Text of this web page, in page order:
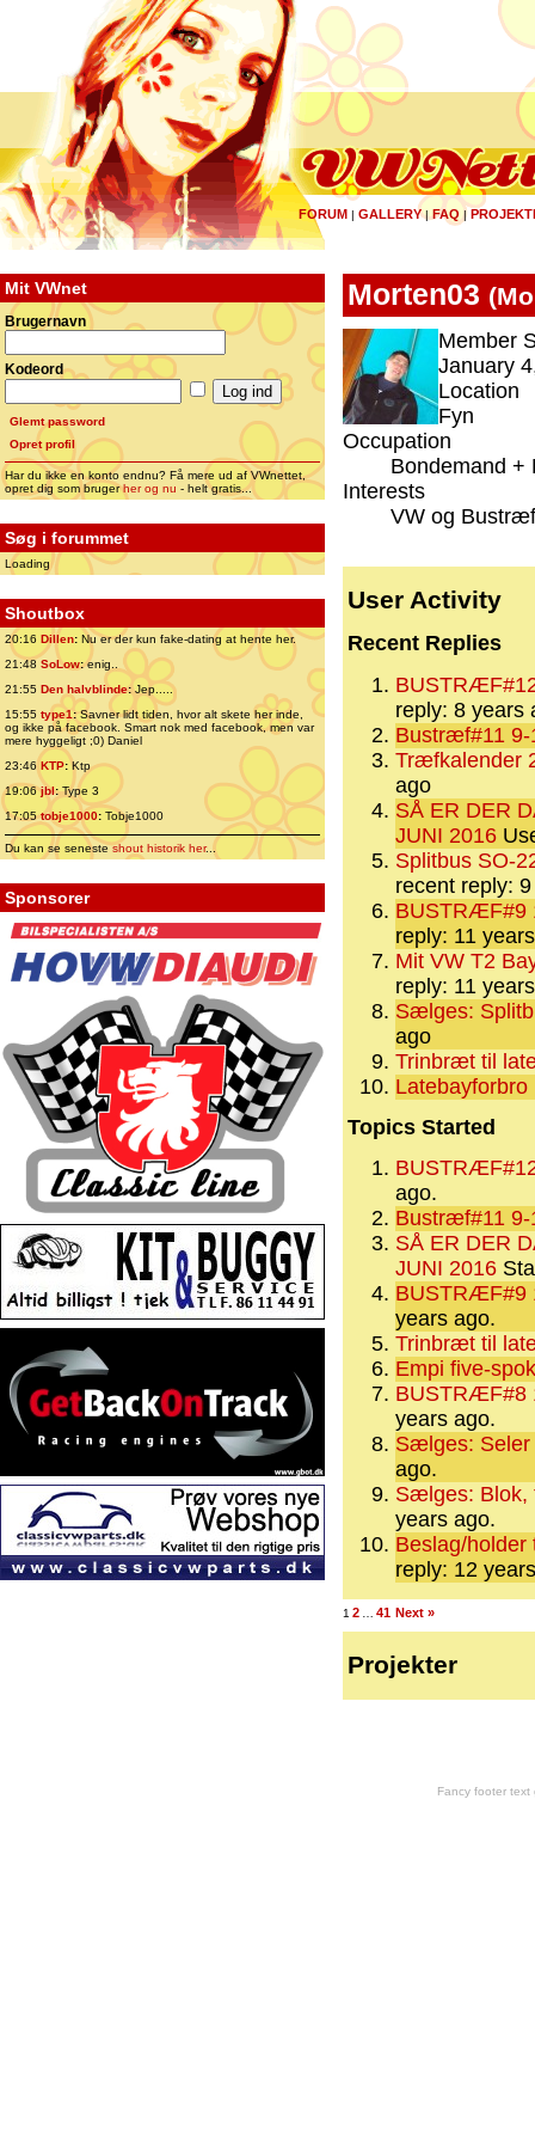
FORUM | GALLERY|FAQ |
Mit VWnet
Brugernavn
Kodeord
Glemt password
Opret profil
Har du ikke en konto endnu? Få mere ud af VWnettet,
opret dig som brugerher og nu - helt gratis...
Søg i forummet
Loading
Shoutbox
20:16 Dillen: Nu er der kun fake-dating at hente her.
21:48 SoLow:enig..
21:55 Den halvblinde:Jep.....
15:55 type1:Savner lidt tiden, hvor alt skete her inde,
og ikke på facebook. Smart nok med facebook, men var
mere hyggeligt ;0) Daniel
23:46 KTP:Ktp
19:06jbl:Type 3
17:05tobje1000: Tobje1000
Du kan se senesteshout historik her...
Sponsorer
Morten03 (
Member
January
Location
Fyn
Occupation
Bondemand
Interests
VW og Bustræf
User Activity
Recent Replies
reply: 8 years
Bustræf#11 9-
Træfkalender
ago
SÅ ER DER
JUNI 2016
Splitbus SO-
recent reply:
BUSTRÆF#9
reply: 11
Mit VW T2
reply: 11
Sælges:
ago
Trinbræt til
Latebayforbro
Topics Started
ago.
Bustræf#11 9-
SÅ ER DER
JUNI 2016
BUSTRÆF#9
years ago.
Trinbræt til
Empi five-
BUSTRÆF#8
years ago.
Sælges: Seler
ago.
Sælges: Blok,
years ago.
Beslag/holder
reply: 12
1 2 41 Next »
Projekter
Fancy footer